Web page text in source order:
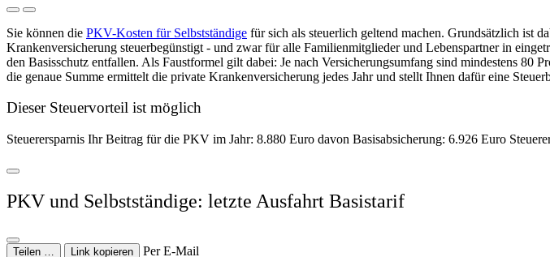
Sie können die PKV-Kosten für Selbstständige für sich als steuerlich geltend machen. Grundsätzlich ist
Krankenversicherung steuerbegünstigt - und zwar für alle Familienmitglieder und Lebenspartner in
den Basisschutz entfallen. Als Faustformel gilt dabei: Je nach Versicherungsumfang sind mindestens 80
die genaue Summe ermittelt die private Krankenversicherung jedes Jahr und stellt Ihnen dafür eine
Dieser Steuervorteil ist möglich
Steuerersparnis Ihr Beitrag für die PKV im Jahr: 8.880 Euro davon Basisabsicherung: 6.926 Euro
PKV und Selbstständige: letzte Ausfahrt Basistarif
Teilen … Link kopieren Per E-Mail